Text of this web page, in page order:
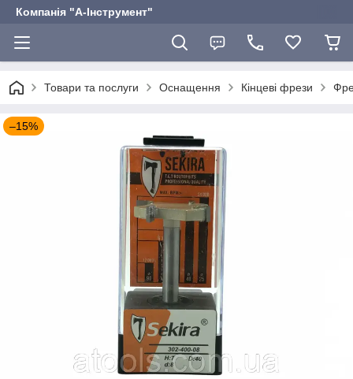
Компанія "А-Інструмент"
Товари та послуги Оснащення Кінцеві фрези
–15%